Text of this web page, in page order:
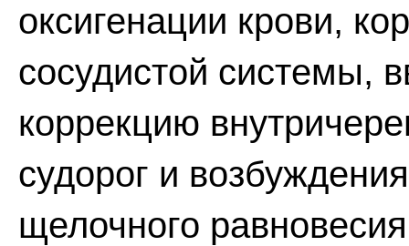
оксигенации крови,
сосудистой системы,
коррекцию
судорог и
щелочного